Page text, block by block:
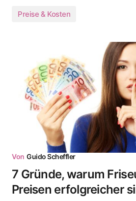
Preise & Kosten
Von Guido Scheffler
7 Gründe, warum
Preisen erfolgreicher